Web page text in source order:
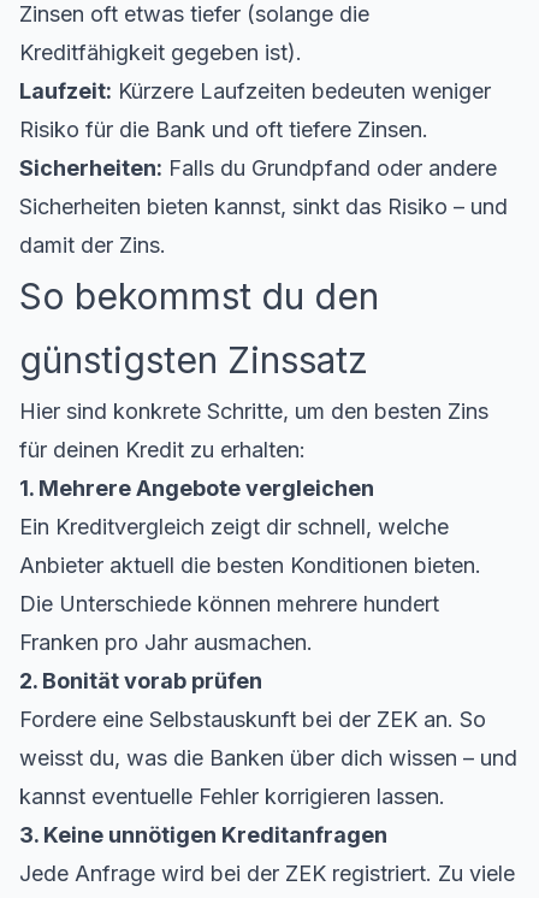
Zinsen oft etwas tiefer (solange die
Kreditfähigkeit gegeben ist).
Laufzeit: Kürzere Laufzeiten bedeuten weniger
Risiko für die Bank und oft tiefere Zinsen.
Sicherheiten: Falls du Grundpfand oder andere
Sicherheiten bieten kannst, sinkt das Risiko – und
damit der Zins.
So bekommst du den
günstigsten Zinssatz
Hier sind konkrete Schritte, um den besten Zins
für deinen Kredit zu erhalten:
1. Mehrere Angebote vergleichen
Ein Kreditvergleich zeigt dir schnell, welche
Anbieter aktuell die besten Konditionen bieten.
Die Unterschiede können mehrere hundert
Franken pro Jahr ausmachen.
2. Bonität vorab prüfen
Fordere eine Selbstauskunft bei der ZEK an. So
weisst du, was die Banken über dich wissen – und
kannst eventuelle Fehler korrigieren lassen.
3. Keine unnötigen Kreditanfragen
Jede Anfrage wird bei der ZEK registriert. Zu viele